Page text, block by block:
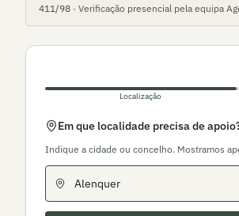
411/98 · Verificação presencial pela equipa
Localização
Em que localidade precisa de
Indique a cidade ou concelho. Mostramos